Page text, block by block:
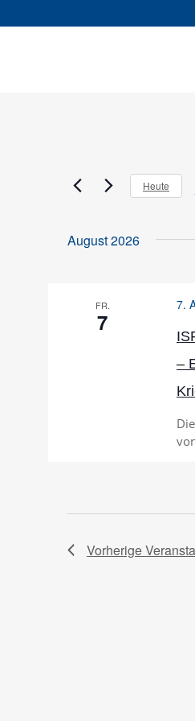
Heute
August 2026
FR.
7
7.
–
Vorherige